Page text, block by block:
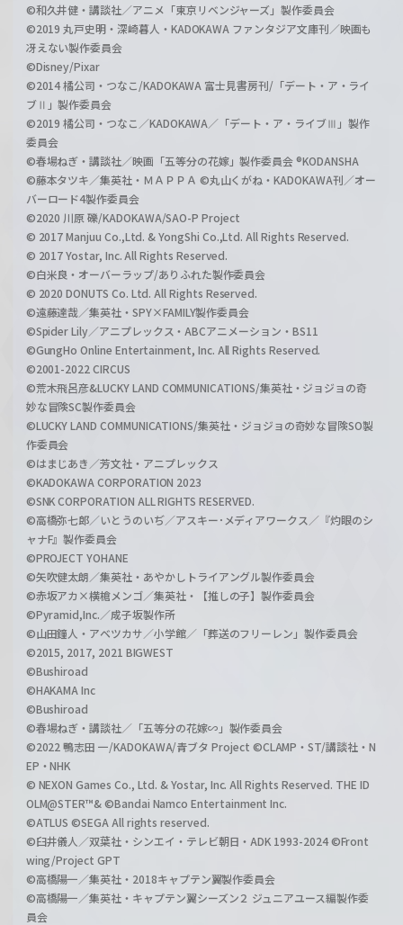
©和久井健・講談社／アニメ「東京リベンジャーズ」製作委員会
©2019 丸戸史明・深崎暮人・KADOKAWA ファンタジア文庫刊／映画も
冴えない製作委員会
©Disney/Pixar
©2014 橘公司・つなこ/KADOKAWA 富士見書房刊/「デート・ア・ライ
ブⅡ」製作委員会
©2019 橘公司・つなこ／KADOKAWA／「デート・ア・ライブⅢ」製作
委員会
©春場ねぎ・講談社／映画「五等分の花嫁」製作委員会 ®KODANSHA
©藤本タツキ／集英社・ＭＡＰＰＡ ©丸山くがね・KADOKAWA刊／オー
バーロード4製作委員会
©2020 川原 礫/KADOKAWA/SAO-P Project
© 2017 Manjuu Co.,Ltd. & YongShi Co.,Ltd. All Rights Reserved.
© 2017 Yostar, Inc. All Rights Reserved.
©白米良・オーバーラップ/ありふれた製作委員会
© 2020 DONUTS Co. Ltd. All Rights Reserved.
©遠藤達哉／集英社・SPY×FAMILY製作委員会
©Spider Lily／アニプレックス・ABCアニメーション・BS11
©GungHo Online Entertainment, Inc. All Rights Reserved.
©2001-2022 CIRCUS
©荒木飛呂彦&LUCKY LAND COMMUNICATIONS/集英社・ジョジョの奇
妙な冒険SC製作委員会
©LUCKY LAND COMMUNICATIONS/集英社・ジョジョの奇妙な冒険SO製
作委員会
©はまじあき／芳文社・アニプレックス
©KADOKAWA CORPORATION 2023
©SNK CORPORATION ALL RIGHTS RESERVED.
©高橋弥七郎／いとうのいぢ／アスキー･メディアワークス／『灼眼のシ
ャナF』製作委員会
©PROJECT YOHANE
©矢吹健太朗／集英社・あやかしトライアングル製作委員会
©赤坂アカ×横槍メンゴ／集英社・【推しの子】製作委員会
©Pyramid,Inc.／成子坂製作所
©山田鐘人・アベツカサ／小学館／「葬送のフリーレン」製作委員会
©2015, 2017, 2021 BIGWEST
©Bushiroad
©HAKAMA Inc
©Bushiroad
©春場ねぎ・講談社／「五等分の花嫁∽」製作委員会
©2022 鴨志田 一/KADOKAWA/青ブタ Project ©CLAMP・ST/講談社・N
EP・NHK
© NEXON Games Co., Ltd. & Yostar, Inc. All Rights Reserved. THE ID
OLM@STER™& ©Bandai Namco Entertainment Inc.
©ATLUS ©SEGA All rights reserved.
©臼井儀人／双葉社・シンエイ・テレビ朝日・ADK 1993-2024 ©Front
wing/Project GPT
©高橋陽一／集英社・2018キャプテン翼製作委員会
©高橋陽一／集英社・キャプテン翼シーズン２ ジュニアユース編製作委
員会